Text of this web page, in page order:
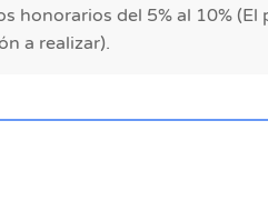
honorarios del 5% al 10% (El
a realizar).